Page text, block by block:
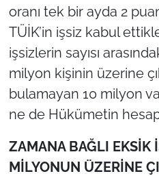
oranı tek bir ayda 2
TÜİK’in işsiz kabul
işsizlerin sayısı
milyon kişinin üzerine
bulamayan 10 milyon
ne de Hükümetin
ZAMANA BAĞLI EKSİK
MİLYONUN ÜZERİNE